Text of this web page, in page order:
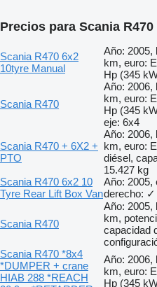
Precios para Scania
Scania R470 6x2
10tyre Manual
Año: 2005,
km, euro:
Hp (345
Scania R470
Año: 2006,
km, euro:
Hp (345
eje: 6x4
Scania R470 + 6X2 +
PTO
Año: 2006,
km, euro:
diésel,
15.427 kg
Scania R470 6x2 10
Tyre Rear Lift Box Van
Año: 2005,
derecho: ✓
Scania R470
Año: 2005,
km,
capacidad
Scania R470 *8x4
*DUMPER + crane
HIAB 288 *REACH
Año: 2006,
km, euro:
Hp (345